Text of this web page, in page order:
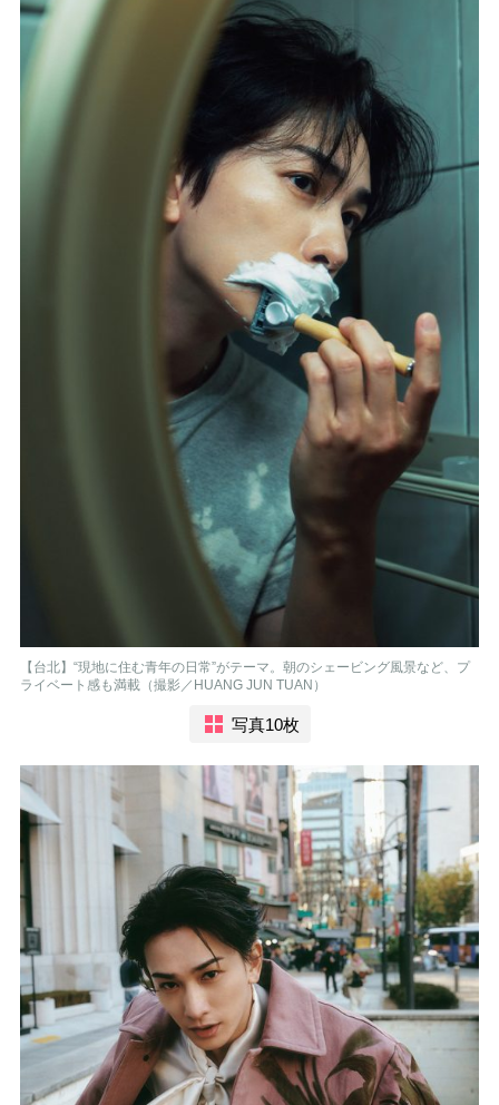
【台北】“現地に住む青年の日常”がテーマ。朝のシェービング風景など、プ
ライベート感も満載（撮影／HUANG JUN TUAN）
写真10枚